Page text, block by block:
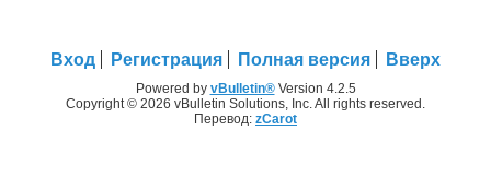
Вход Регистрация Полная версия Вверх
Powered by vBulletin®Version 4.2.5
Copyright © 2026 vBulletin Solutions, Inc. All rights reserved.
Перевод: zCarot